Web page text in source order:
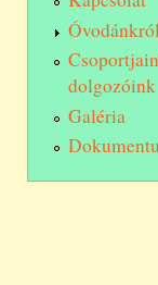
Óvodánkról
dolgozóink
Galéria